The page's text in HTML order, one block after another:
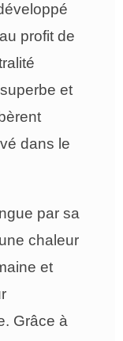
profit de
et
dans le
par sa
chaleur
et
Grâce à